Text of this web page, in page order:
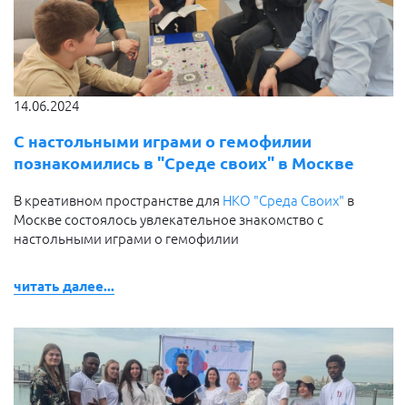
14.06.2024
С настольными играми о гемофилии
познакомились в "Среде своих" в Москве
В креативном пространстве для НКО "Среда Своих" в
Москве состоялось увлекательное знакомство с
настольными играми о гемофилии
читать далее...